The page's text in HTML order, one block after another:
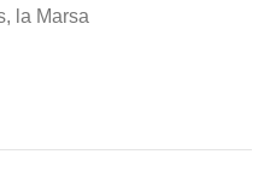
la Marsa